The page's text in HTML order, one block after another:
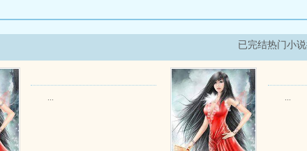
已完结热门小
... ...